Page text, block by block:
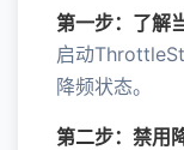
第一步：了解
启动
降频状态。
第二步：禁用